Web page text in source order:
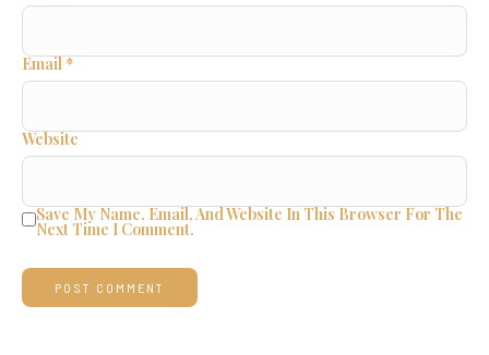
Email*
Website
Save My Name, Email, And Website In This Browser For The
Next Time I Comment.